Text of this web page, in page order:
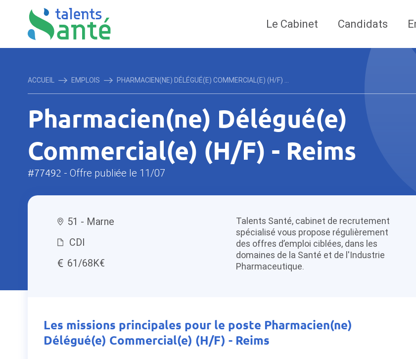
Le Cabinet Candidats
ACCUEIL EMPLOIS PHARMACIEN(NE) DÉLÉGUÉ(E) COMMERCIAL(E) (H/F) ...
Pharmacien(ne) Délégué(e)
Commercial(e) (H/F) - Reims
#77492 - Offre publiée le 11/07
51 - Marne
CDI
61/68K€
Talents Santé, cabinet de recrutement
spécialisé vous propose régulièrement
des offres d’emploi ciblées, dans les
domaines de la Santé et de l'Industrie
Pharmaceutique.
Les missions principales pour le poste Pharmacien(ne)
Délégué(e) Commercial(e) (H/F) - Reims